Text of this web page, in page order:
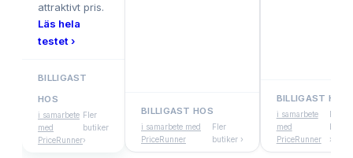
attraktivt pris.
Läs hela
testet ›
BILLIGAST
HOS
i samarbete
med
PriceRunner
Fler
butiker
›
BILLIGAST HOS
i samarbete med
PriceRunner
Fler
butiker ›
BILLIGAST HOS
i samarbete
med
PriceRunner
Fler
›